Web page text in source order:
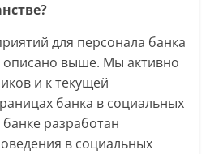
для персонала банка
описано выше. Мы активно
и к текущей
банка в социальных
разработан
в социальных